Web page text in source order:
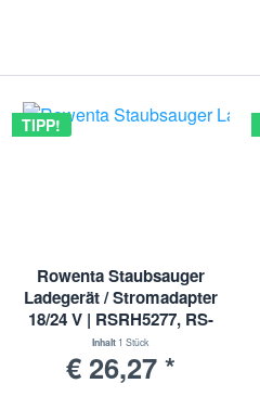
TIPP!
Rowenta Staubsauger
Ladegerät / Stromadapter
18/24 V | RSRH5277, RS-
RH5277
Inhalt 1 Stück
€ 26,27 *